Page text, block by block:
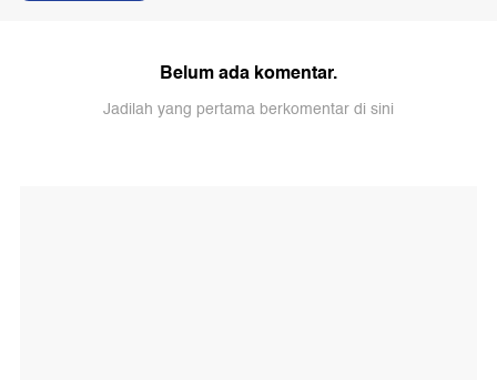
Belum ada komentar.
Jadilah yang pertama berkomentar di sini